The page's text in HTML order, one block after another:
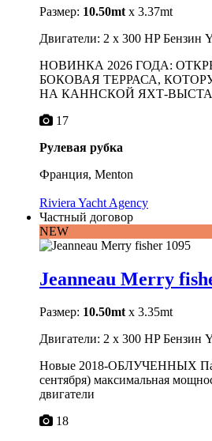
Размер: 10.50mt x 3.37mt
Двигатели: 2 x 300 HP Бензин
НОВИНКА 2026 ГОДА:
БОКОВАЯ ТЕРРАСА,
НА КАННСКОЙ ЯХТ-
17
Рулевая рубка
Франция, Menton
Riviera Yacht Agency
Частный договор
NEW
Jeanneau Merry
Размер: 10.50mtx 3.35mt
Двигатели: 2 x 300 HP Бензин
Новые 2018-ОБЛУЧЕННЫХ
сентября) максимальная
двигатели
18